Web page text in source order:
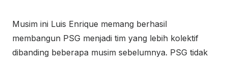
Musim ini Luis Enrique memang berhasil
membangun PSG menjadi tim yang lebih kolektif
dibanding beberapa musim sebelumnya. PSG tidak